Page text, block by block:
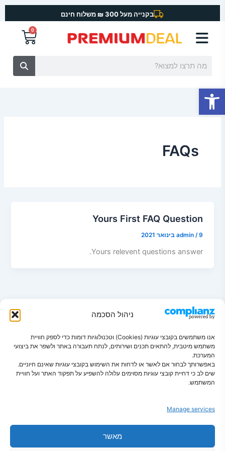
פתח סרגל נגישות
ניהול הסכמה
אנו משתמשים בקובצי עוגיות (Cookies) וטכנולוגיות דומות כדי לספק חוויית
משתמש מיטבית, להתאים תכנים ושירותים, לנתח תעבורה באתר ולשפר את ביצועי
המערכת.
באפשרותך לבחור אם לאשר או לדחות את השימוש בקובצי עוגיות שאינם חיוניים.
שים לב כי דחיית קובצי עוגיות מסוימים עלולה להשפיע על תפקוד האתר ועל חוויית
המשתמש.
Manage services
מאשר
דילוג
בקנייה מעל 300 ₪ משלוח חינם
0
עגלת
קניות
חיפוש
FAQs
Yours First FAQ Question
admin /9 בינואר 2021
Yours relevent questions answer.
פתרונות חכמים לבית מסודר